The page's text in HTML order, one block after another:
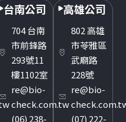
台南公司
704 台南
市前鋒路
293號11
樓1102室
re@bio-
check.com.tw
(06) 238-
高雄公司
802 高雄
市苓雅區
武廟路
228號
re@bio-
(07) 222-